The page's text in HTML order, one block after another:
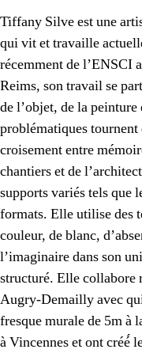
Tiffany Silve est une
qui vit et travaille
récemment de l’ENSCI
Reims, son travail se
de l’objet, de la peinture
problématiques
croisement entre
chantiers et de
supports variés tels que
formats. Elle utilise des
couleur, de blanc,
l’imaginaire dans son
structuré. Elle collabore
Augry-Demailly avec
fresque murale de 5m à
à Vincennes et ont créé́